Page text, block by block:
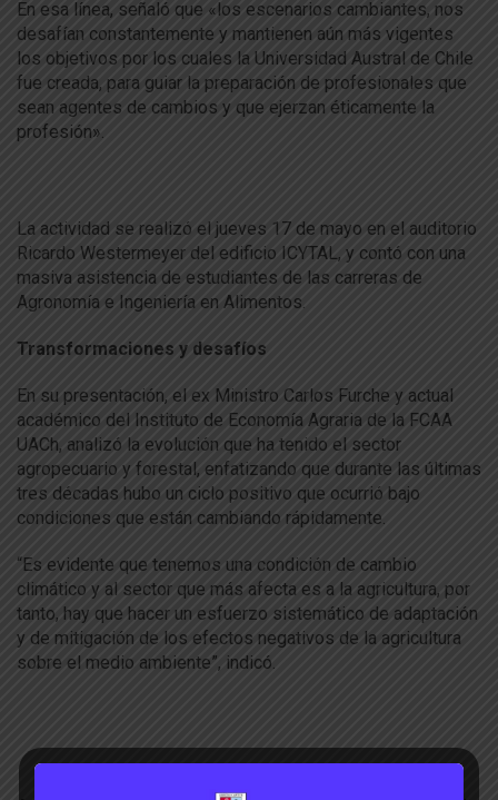
En esa línea, señaló que «los escenarios cambiantes, nos
desafían constantemente y mantienen aún más vigentes
los objetivos por los cuales la Universidad Austral de Chile
fue creada, para guiar la preparación de profesionales que
sean agentes de cambios y que ejerzan éticamente la
profesión».
La actividad se realizó el jueves 17 de mayo en el auditorio
Ricardo Westermeyer del edificio ICYTAL, y contó con una
masiva asistencia de estudiantes de las carreras de
Agronomía e Ingeniería en Alimentos.
Transformaciones y desafíos
En su presentación, el ex Ministro Carlos Furche y actual
académico del Instituto de Economía Agraria de la FCAA
UACh, analizó la evolución que ha tenido el sector
agropecuario y forestal, enfatizando que durante las últimas
tres décadas hubo un ciclo positivo que ocurrió bajo
condiciones que están cambiando rápidamente.
“Es evidente que tenemos una condición de cambio
climático y al sector que más afecta es a la agricultura, por
tanto, hay que hacer un esfuerzo sistemático de adaptación
y de mitigación de los efectos negativos de la agricultura
sobre el medio ambiente”, indicó.